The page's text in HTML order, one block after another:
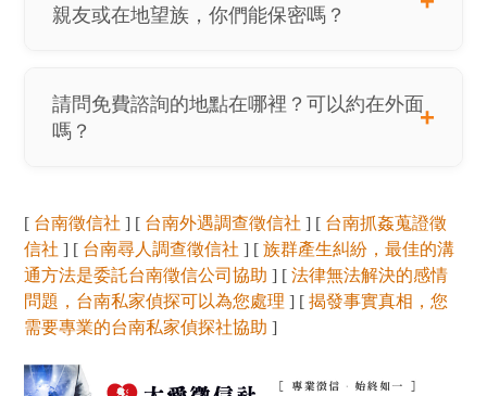
親友或在地望族，你們能保密嗎？
請問免費諮詢的地點在哪裡？可以約在外面
嗎？
[ 台南徵信社 ] [ 台南外遇調查徵信社 ] [ 台南抓姦蒐證徵
信社 ] [ 台南尋人調查徵信社 ] [族群產生糾紛，最佳的溝
通方法是委託台南徵信公司協助 ] [法律無法解決的感情
問題，台南私家偵探可以為您處理 ] [揭發事實真相，您
需要專業的台南私家偵探社協助 ]